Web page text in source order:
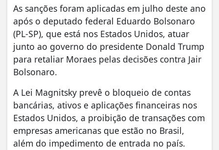
As sanções foram aplicadas em julho deste ano
após o deputado federal Eduardo Bolsonaro
(PL-SP), que está nos Estados Unidos, atuar
junto ao governo do presidente Donald Trump
para retaliar Moraes pelas decisões contra Jair
Bolsonaro.
A Lei Magnitsky prevê o bloqueio de contas
bancárias, ativos e aplicações financeiras nos
Estados Unidos, a proibição de transações com
empresas americanas que estão no Brasil,
além do impedimento de entrada no país.